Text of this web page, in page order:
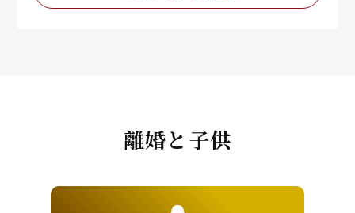
離婚と子供